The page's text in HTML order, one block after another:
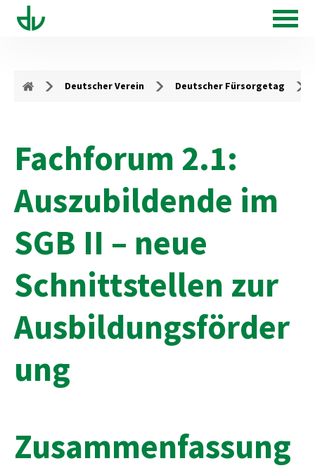
Deutscher Verein Deutscher Fürsorgetag
Fachforum 2.1:
Auszubildende im
SGB II – neue
Schnittstellen zur
Ausbildungsförder
ung
Zusammenfassung